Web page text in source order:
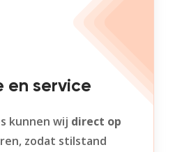
en service
kunnen wij direct op
zodat stilstand